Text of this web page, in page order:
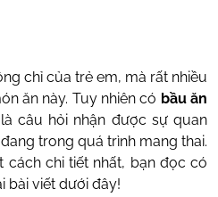
vấn y khoa:
Dược sĩ Vũ
chỉ của trẻ em, mà rất nhiều
ăn này. Tuy nhiên có bầu ăn
câu hỏi nhận được sự quan
trong quá trình mang thai.
chi tiết nhất, bạn đọc có
bài viết dưới đây!